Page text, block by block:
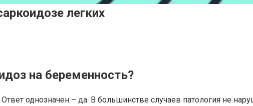
легких
на беременность?
однозначен – да. В большинстве случаев патология не